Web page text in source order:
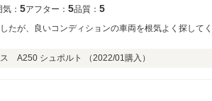
： 5アフター： 5品質： 5
たが、良いコンディションの車両を根気よく探し
A250 シュポルト （2022/01購入）